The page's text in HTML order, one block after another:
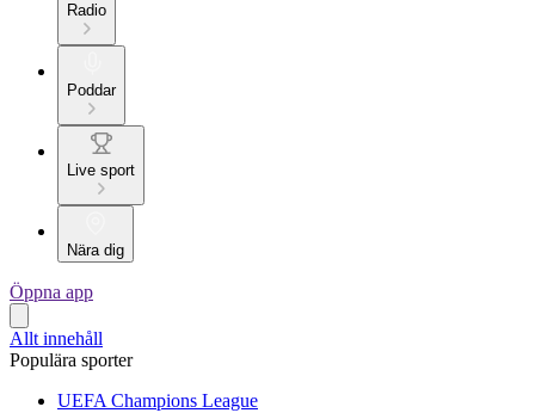
Radio
Poddar
Live sport
Nära dig
Öppna app
Allt innehåll
Populära sporter
UEFA Champions League